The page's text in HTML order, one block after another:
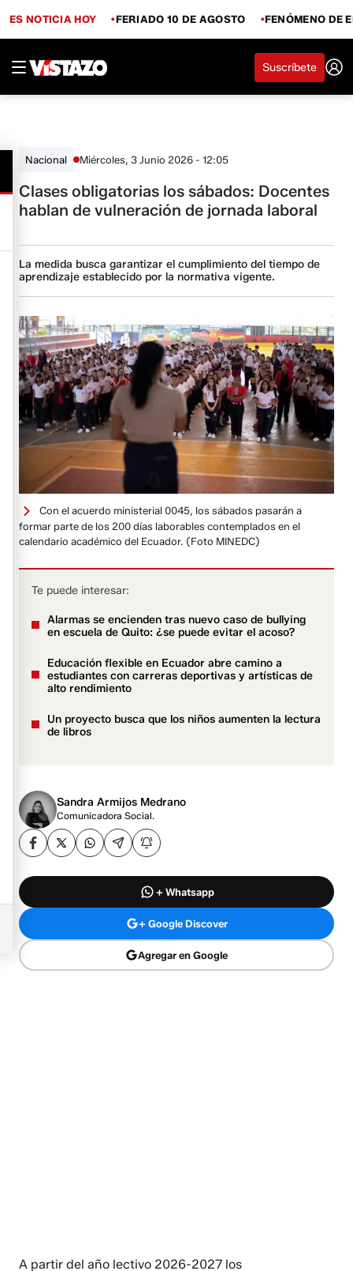
ES NOTICIA HOY FERIADO 10 DE AGOSTO FENÓMENO DE
Suscríbete
Nacional Miércoles, 3 Junio 2026 - 12:05
Clases obligatorias los sábados: Docentes
hablan de vulneración de jornada laboral
La medida busca garantizar el cumplimiento del tiempo de
aprendizaje establecido por la normativa vigente.
Con el acuerdo ministerial 0045, los sábados pasarán a
formar parte de los 200 días laborables contemplados en el
calendario académico del Ecuador. (Foto MINEDC)
Te puede interesar:
Alarmas se encienden tras nuevo caso de bullying
en escuela de Quito: ¿se puede evitar el acoso?
Educación flexible en Ecuador abre camino a
estudiantes con carreras deportivas y artísticas de
alto rendimiento
Un proyecto busca que los niños aumenten la lectura
de libros
Sandra Armijos Medrano
Comunicadora Social.
+ Whatsapp
+ Google Discover
Agregar en Google
A partir del año lectivo 2026-2027 los